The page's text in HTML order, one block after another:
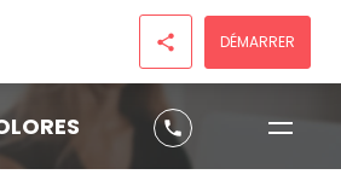
phone
share DÉMARRER